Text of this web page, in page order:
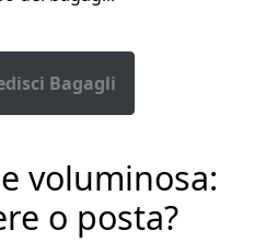
Bagagli
voluminosa:
o posta?